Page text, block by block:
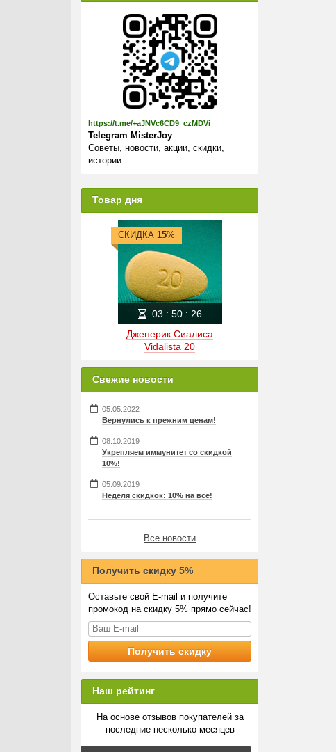
https://t.me/+aJNVc6CD9_czMDVi
Telegram MisterJoy
Советы, новости, акции, скидки,
истории.
Товар дня
Дженерик Сиалиса
Vidalista 20
СКИДКА 15%
03 : 50: 26
Свежие новости
05.05.2022
Вернулись к прежним ценам!
08.10.2019
Укрепляем иммунитет со скидкой
10%!
05.09.2019
Неделя скидкок: 10% на все!
Все новости
Получить скидку 5%
Оставьте свой E-mail и получите
промокод на скидку 5% прямо сейчас!
Наш рейтинг
На основе отзывов покупателей за
последние несколько месяцев